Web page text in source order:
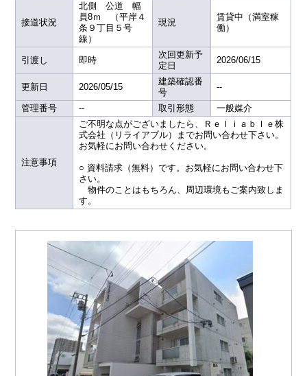
接道状況
北側 公道 幅
員8ｍ （平岸４
条９丁目５号
線）
現況
賃貸中（満室稼
働）
引渡し 即時
次回更新予
定日
2026/06/15
更新日 2026/05/15
建築確認番
号
--
管理番号 -- 取引形態 一般媒介
注意事項
ご不明な点がございましたら、Ｒｅｌｉａｂｌｅ株
式会社（リライアブル）までお問い合わせ下さい。
お気軽にお問い合わせください。
○ 資料請求（無料）です。お気軽にお問い合わせ下
さい。
物件のことはもちろん、周辺環境もご案内致しま
す。